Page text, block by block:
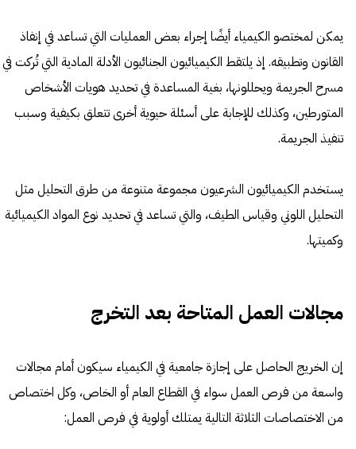
يمكن لمختصو الكيمياء أيضًا إجراء بعض العمليات التي تساعد في إنفاذ
القانون وتطبيقه. إذ يلتقط الكيميائيون الجنائيون الأدلة المادية التي تُركت في
مسرح الجريمة ويحللونها، بغية المساعدة في تحديد هويات الأشخاص
المتورطين، وكذلك للإجابة على أسئلة حيوية أخرى تتعلق بكيفية وسبب
تنفيذ الجريمة.
يستخدم الكيميائيون الشرعيون مجموعة متنوعة من طرق التحليل مثل
التحليل اللوني وقياس الطيف، والتي تساعد في تحديد نوع المواد الكيميائية
وكميتها.
مجالات العمل المتاحة بعد التخرج
إن الخريج الحاصل على إجازة جامعية في الكيمياء سيكون أمام مجالات
واسعة من فرص العمل سواء في القطاع العام أو الخاص، وكل اختصاص
من الاختصاصات الثلاثة التالية يمتلك أولوية في فرص العمل: